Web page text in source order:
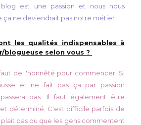
est une passion et nous nous
ça ne deviendrait pas notre métier.
les qualités indispensables à
blogueuse selon vous ?
de l'honnêté pour commencer. Si
et ne fait pas ça par passion
pas. Il faut également être
déterminé. C'est difficile parfois de
pas ou que les gens commentent